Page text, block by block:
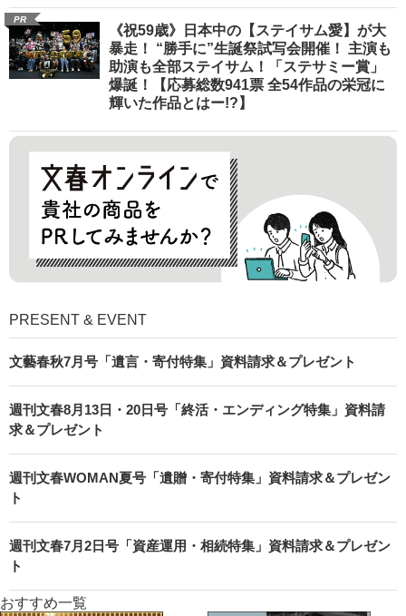
PR
《祝59歳》日本中の【ステイサム愛】が大
暴走！ “勝手に”生誕祭試写会開催！ 主演も
助演も全部ステイサム！「ステサミー賞」
爆誕！【応募総数941票 全54作品の栄冠に
輝いた作品とはー!?】
PRESENT & EVENT
文藝春秋7月号「遺言・寄付特集」資料請求＆プレゼント
週刊文春8月13日・20日号「終活・エンディング特集」資料請
求＆プレゼント
週刊文春WOMAN夏号「遺贈・寄付特集」資料請求＆プレゼン
ト
週刊文春7月2日号「資産運用・相続特集」資料請求＆プレゼン
ト
おすすめ一覧